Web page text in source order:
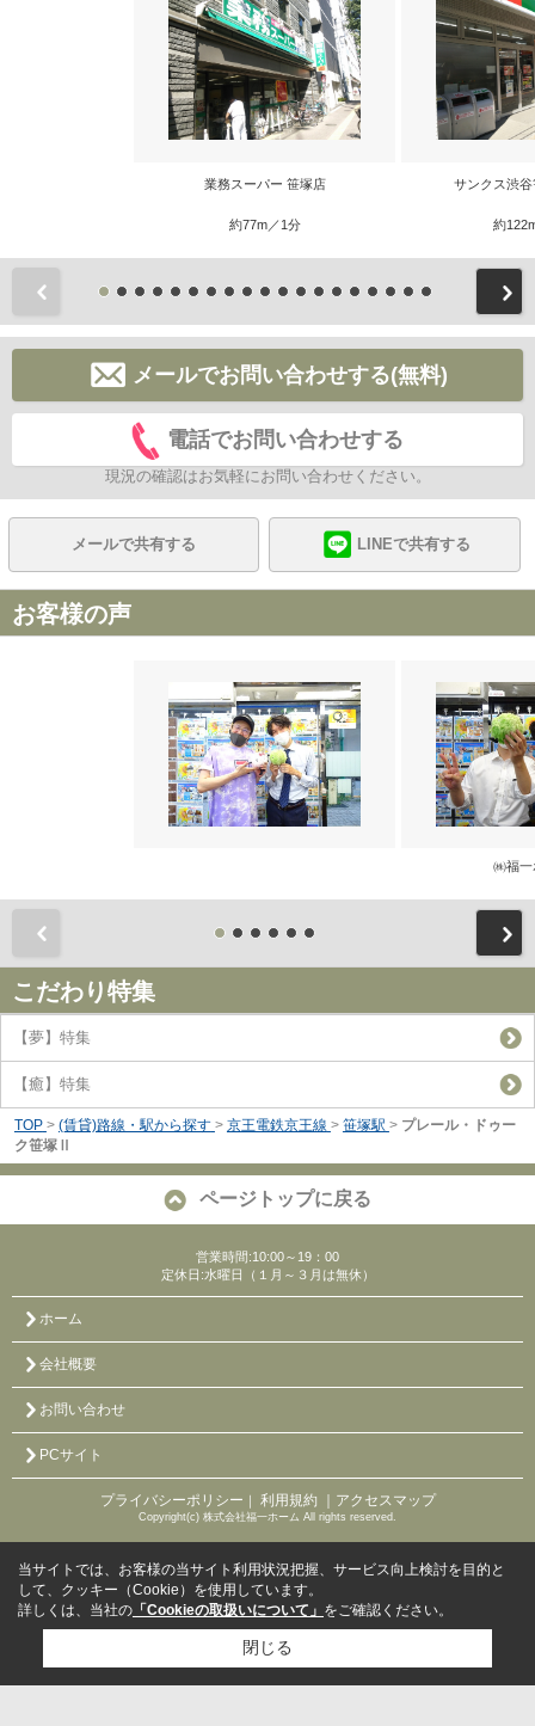
業務スーパー 笹塚店
約77m／1分
サンクス渋
約
メールでお問い合わせする(無料)
電話でお問い合わせする
現況の確認はお気軽にお問い合わせください。
メールで共有する LINEで共有する
お客様の声
㈱福一
こだわり特集
【夢】特集
【癒】特集
TOP > (賃貸)路線・駅から探す > 京王電鉄京王線 > 笹塚駅 > プレール・ドゥー
ク笹塚Ⅱ
ページトップに戻る
営業時間:10:00～19：00
定休日:水曜日（１月～３月は無休）
ホーム
会社概要
お問い合わせ
PCサイト
プライバシーポリシー ｜ 利用規約 ｜アクセスマップ
Copyright(c) 株式会社福一ホーム All rights reserved.
当サイトでは、お客様の当サイト利用状況把握、サービス向上検討を目的と
して、クッキー（Cookie）を使用しています。
詳しくは、当社の 「Cookieの取扱いについて」 をご確認ください。
閉じる